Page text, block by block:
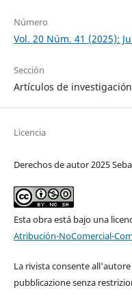
Número
Vol. 20 Núm. 41 (2025):
Sección
Artículos de investigación
Licencia
Derechos de autor 2025
Esta obra está bajo una
Atribución-NoComercial-
La rivista consente
pubblicazione senza